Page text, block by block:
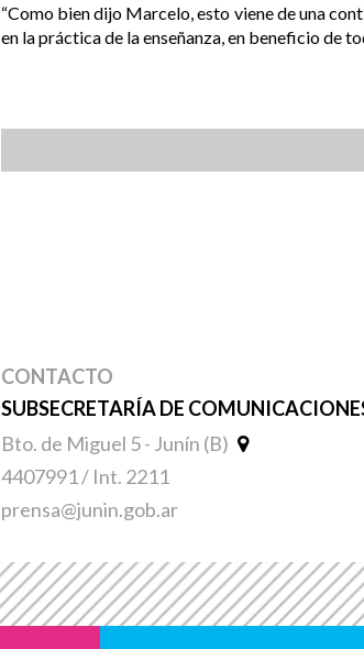
“Como bien dijo Marcelo, esto viene de una
en la práctica de la enseñanza, en beneficio de
CONTACTO
SUBSECRETARÍA DE
Bto. de Miguel 5 - Junín (B)
4407991 / Int. 2211
prensa@junin.gob.ar